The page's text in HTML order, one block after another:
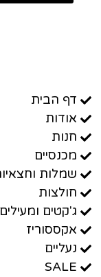
דף הבית
אודות
חנות
מכנסיים
שמלות
חולצות
ג'קטים ומעילים
אקססוריז
נעליים
SALE